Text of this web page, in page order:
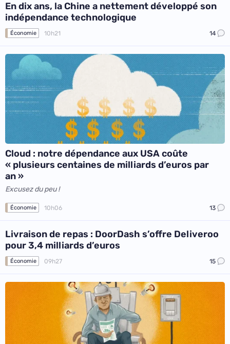
En dix ans, la Chine a nettement développé son
indépendance technologique
Économie 10h21 14
Cloud : notre dépendance aux USA coûte
« plusieurs centaines de milliards d’euros par
an »
Excusez du peu !
Économie 10h06 13
Livraison de repas : DoorDash s’offre Deliveroo
pour 3,4 milliards d’euros
Économie 09h27 15